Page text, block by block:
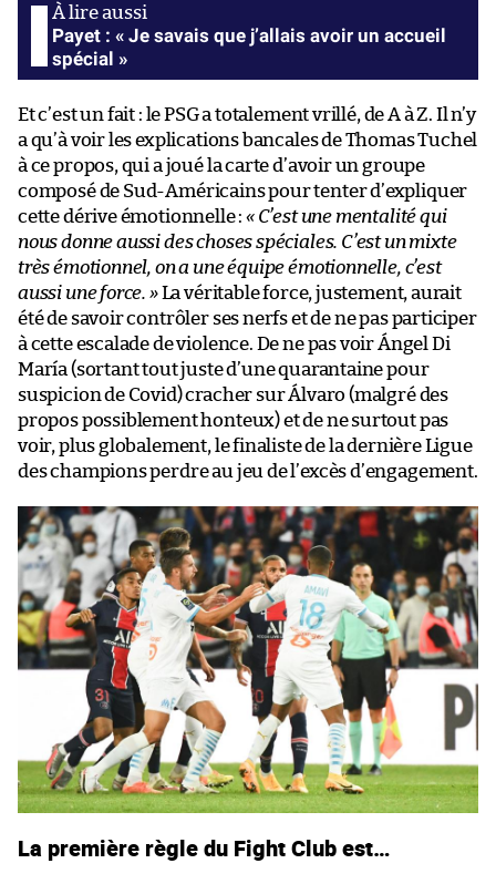
Payet : « Je savais que j’allais avoir un accueil
spécial »
Et c’est un fait : le PSG a totalement vrillé, de A à Z. Il n’y
a qu’à voir les explications bancales de Thomas Tuchel
à ce propos, qui a joué la carte d’avoir un groupe
composé de Sud-Américains pour tenter d’expliquer
cette dérive émotionnelle : « C’est une mentalité qui
nous donne aussi des choses spéciales. C’est un mixte
très émotionnel, on a une équipe émotionnelle, c’est
aussi une force. »La véritable force, justement, aurait
été de savoir contrôler ses nerfs et de ne pas participer
à cette escalade de violence. De ne pas voir Ángel Di
María (sortant tout juste d’une quarantaine pour
suspicion de Covid) cracher sur Álvaro (malgré des
propos possiblement honteux) et de ne surtout pas
voir, plus globalement, le finaliste de la dernière Ligue
des champions perdre au jeu de l’excès d’engagement.
La première règle du Fight Club est…